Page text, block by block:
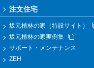
注文住宅
坂元植林の家（特設サイト）
坂元植林の家実例集
サポート・メンテナンス
ZEH